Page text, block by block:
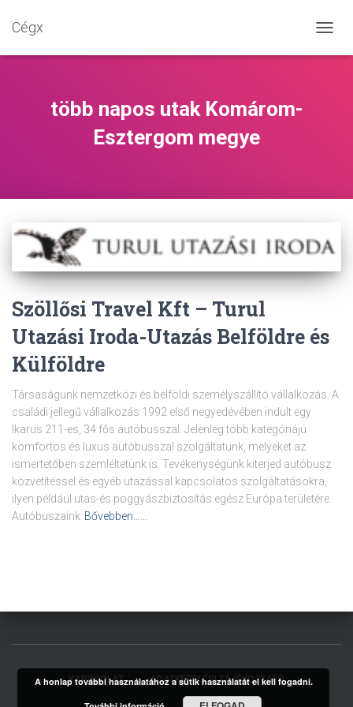
Cégx
BE-/
több napos utak Komárom-
Esztergom megye
Szöllősi Travel Kft – Turul
Utazási Iroda-Utazás Belföldre és
Külföldre
Társaságunk nemzetközi és belföldi személyszállító vállalkozás. A
családi jellegű vállalkozás 1992 első negyedévében indult egy
Ikarus 211-es, 34 fős autóbusszal. Jelenleg több kategóriájú
komfortos és luxus autóbusszal szolgáltatunk, melyeket az
ismertetőben szemléltetünk is. Tevékenységünk kiterjed autóbusz
közvetítéssel és egyéb utazással kapcsolatos szolgáltatásokra,
ilyen például utas-és poggyászbiztosítás egész Európa területére.
Autóbuszaink Bővebben……
KAPCSOLAT ADATKEZELÉSI TÁJÉKOZTATÓ
A honlap további használatához a sütik használatát el kell fogadni.